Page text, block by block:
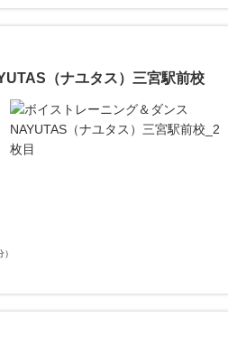
（ナユタス）三宮駅前校